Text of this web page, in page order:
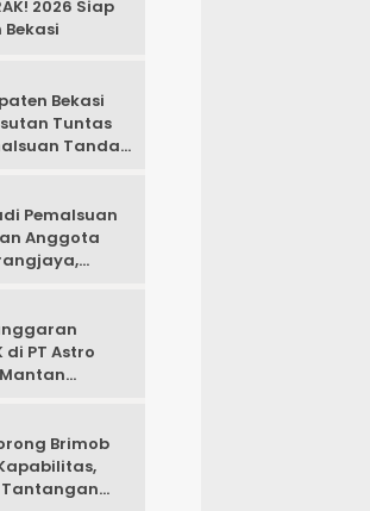
2026 Siap
Bekasi
Tuntas
Tanda
Pemalsuan
Anggota
di PT Astro
Brimob